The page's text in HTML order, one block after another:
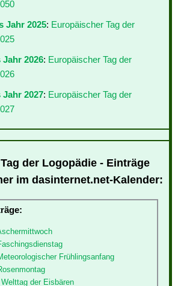
Jahr 2025: Europäischer Tag der
2026: Europäischer Tag der
Jahr 2027: Europäischer Tag der
der Logopädie - Einträge
im dasinternet.net-Kalender:
Frühlingsanfang
der Eisbären